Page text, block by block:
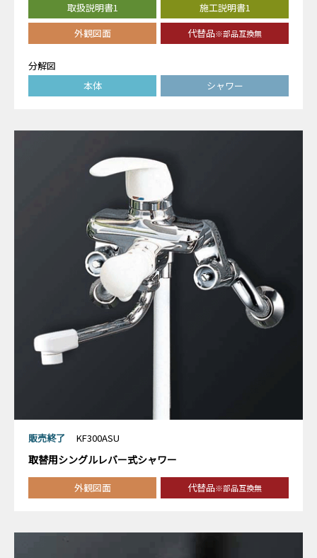
取扱説明書1
施工説明書1
外観図面
代替品※部品互換無
分解図
本体
シャワー
販売終了 KF300ASU
取替用シングルレバー式シャワー
外観図面 代替品※部品互換無